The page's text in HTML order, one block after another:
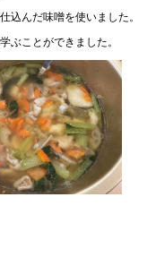
込んだ味噌を使いました。
ぶことができました。